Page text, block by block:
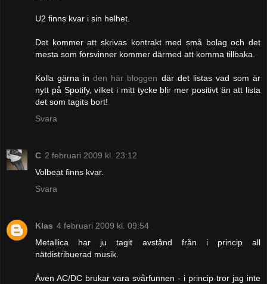
U2 finns kvar i sin helhet.
Det kommer att skrivas kontrakt med små bolag och det
mesta som försvinner kommer därmed att komma tillbaka.
Kolla gärna inden här bloggen där det listas vad som är
nytt på Spotify, vilket i mitt tycke blir mer positivt än att lista
det som tagits bort!
Svara
C 2 februari 2009 kl. 23:12
Volbeat finns kvar.
Svara
Klas 4 februari 2009 kl. 09:54
Metallica har ju tagit avstånd från i princip all
nätdistribuerad musik.
Även AC/DC brukar vara svårfunnen - i princip tror jag inte